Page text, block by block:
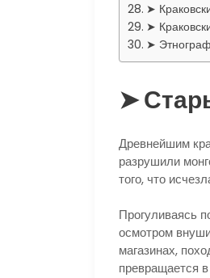
➤
➤
➤
➤
Древнейшим
разрушили
того, что
Прогуливаясь
осмотром
магазинах,
превращается